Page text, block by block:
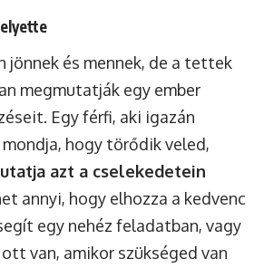
jönnek és mennek, de a tettek
megmutatják egy ember
Egy férfi, aki igazán
hogy törődik veled,
azt a cselekedetein
annyi, hogy elhozza a kedvenc
egy nehéz feladatban, vagy
van, amikor szükséged van